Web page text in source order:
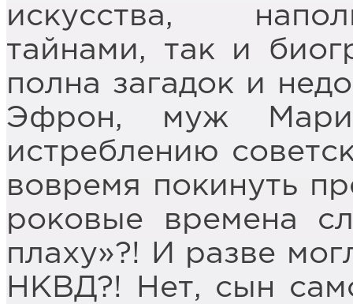
искусства,
тайнами, так и
полна загадок и
Эфрон, муж
истреблению
вовремя покинуть
роковые времена
плаху»?! И разве
НКВД?! Нет, сын